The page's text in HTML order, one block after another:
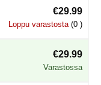
€29.99
Loppu varastosta (0 )
€29.99
Varastossa